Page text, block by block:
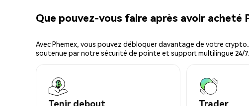
Que pouvez-vous faire après avoir acheté
Avec Phemex, vous pouvez débloquer davantage de votre
soutenue par notre sécurité de pointe et support multilingue 24/7.
Tenir debout Trader